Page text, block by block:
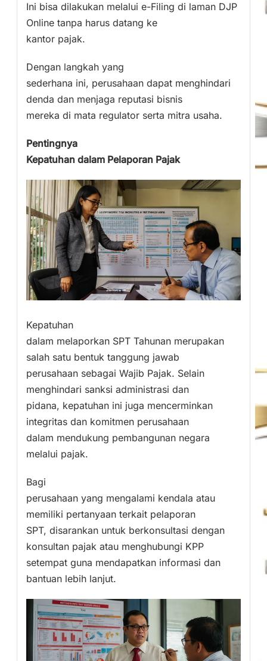
Ini bisa dilakukan melalui e-Filing di laman DJP
Online tanpa harus datang ke
kantor pajak.
Dengan langkah yang
sederhana ini, perusahaan dapat menghindari
denda dan menjaga reputasi bisnis
mereka di mata regulator serta mitra usaha.
Pentingnya
Kepatuhan dalam Pelaporan Pajak
Kepatuhan
dalam melaporkan SPT Tahunan merupakan
salah satu bentuk tanggung jawab
perusahaan sebagai Wajib Pajak. Selain
menghindari sanksi administrasi dan
pidana, kepatuhan ini juga mencerminkan
integritas dan komitmen perusahaan
dalam mendukung pembangunan negara
melalui pajak.
Bagi
perusahaan yang mengalami kendala atau
memiliki pertanyaan terkait pelaporan
SPT, disarankan untuk berkonsultasi dengan
konsultan pajak atau menghubungi KPP
setempat guna mendapatkan informasi dan
bantuan lebih lanjut.